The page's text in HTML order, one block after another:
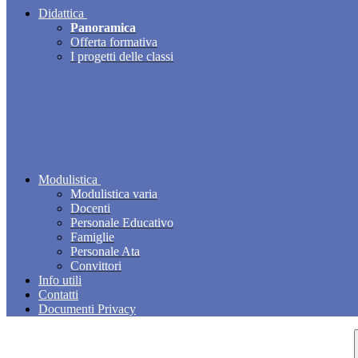
Didattica
Panoramica
Offerta formativa
I progetti delle classi
Modulistica
Modulistica varia
Docenti
Personale Educativo
Famiglie
Personale Ata
Convittori
Info utili
Contatti
Documenti Privacy